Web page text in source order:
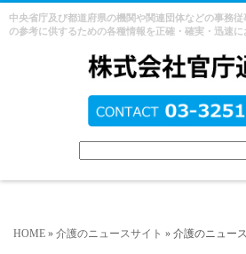
中央省庁及び都道府県の機関や関連団体などの事務
の参考に供するための各種情報を正確・確実・迅速に
HOME » 介護のニュースサイト » 介護のニュー